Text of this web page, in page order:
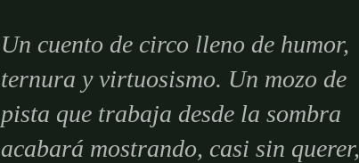
Un cuento de circo lleno de humor,
ternura y virtuosismo. Un mozo de
pista que trabaja desde la sombra
acabará mostrando, casi sin querer,